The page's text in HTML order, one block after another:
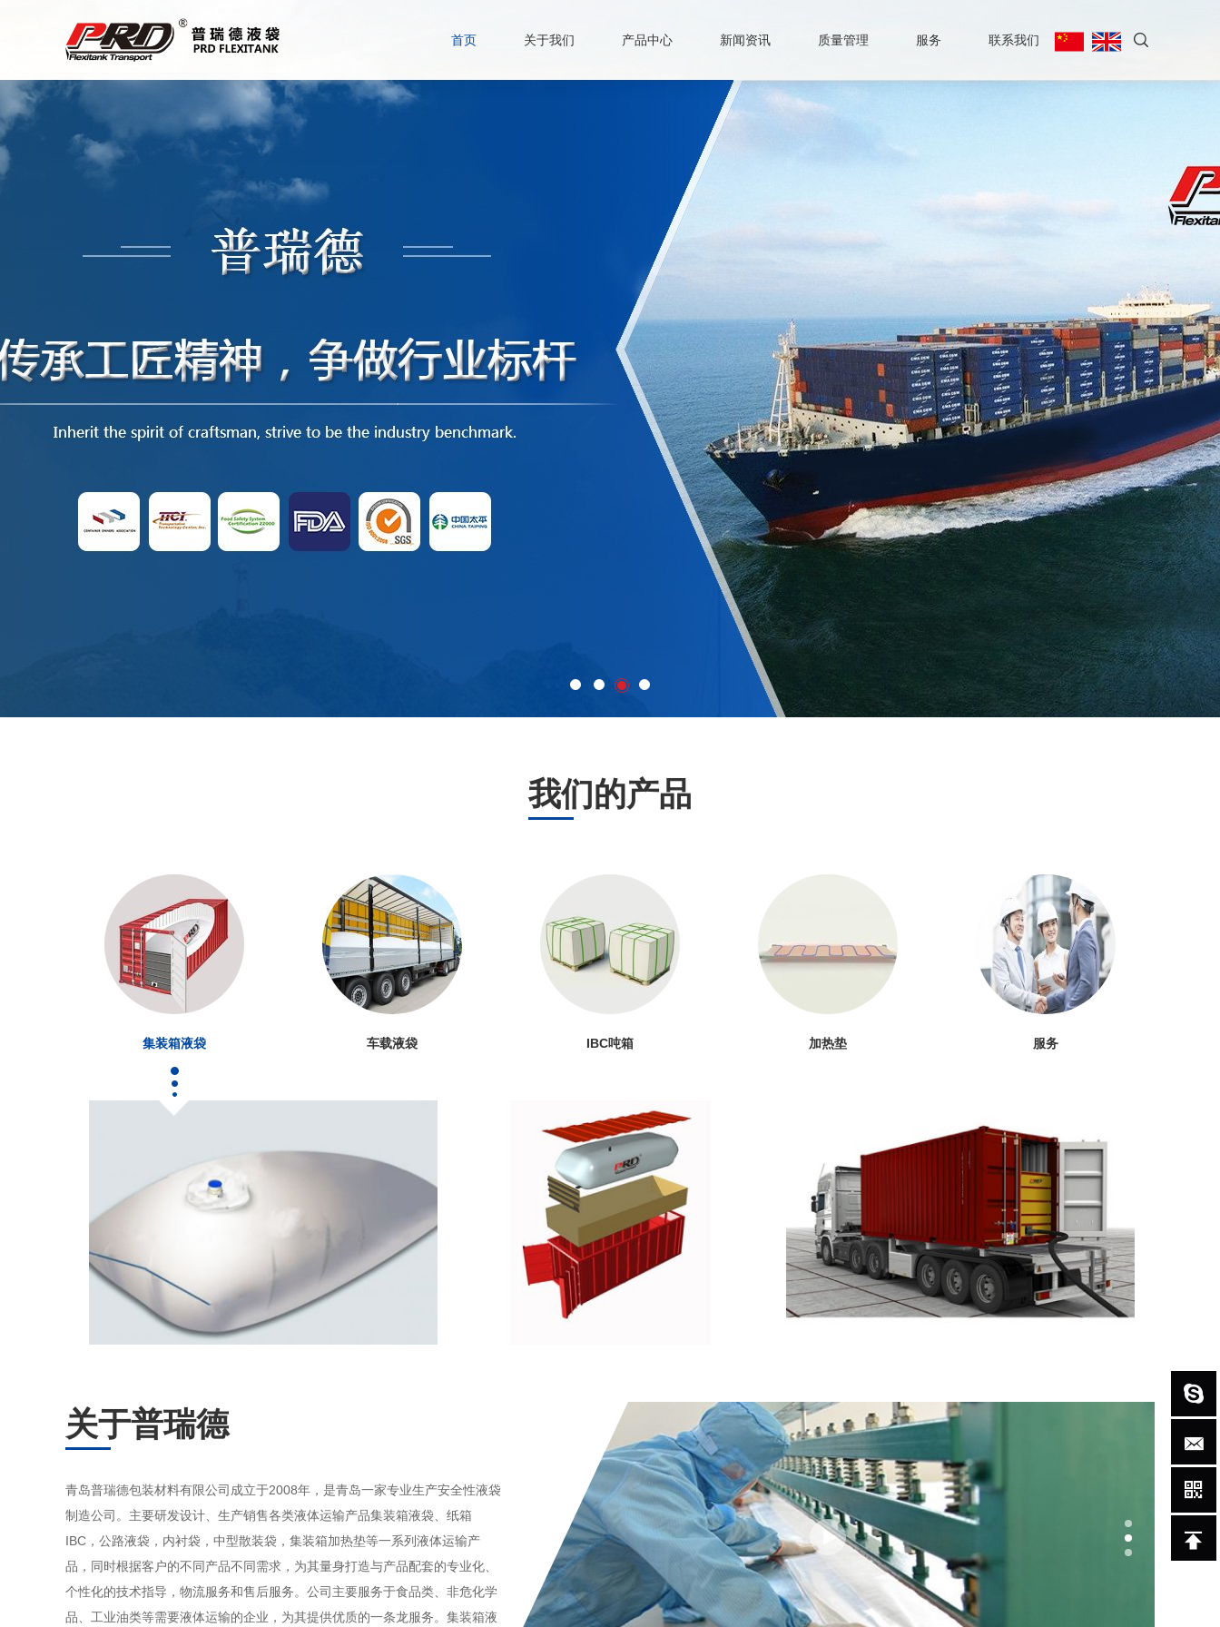
首页 关于我们 产品中心 新闻资讯 质量管理 服务 联系我们
我们的产品
集装箱液袋 车载液袋 IBC吨箱 加热垫 服务
关于普瑞德
青岛普瑞德包装材料有限公司成立于2008年，是青岛一家专业生产安全性液袋
制造公司。主要研发设计、生产销售各类液体运输产品集装箱液袋、纸箱
IBC，公路液袋，内衬袋，中型散装袋，集装箱加热垫等一系列液体运输产
品，同时根据客户的不同产品不同需求，为其量身打造与产品配套的专业化、
个性化的技术指导，物流服务和售后服务。公司主要服务于食品类、非危化学
品、工业油类等需要液体运输的企业，为其提供优质的一条龙服务。集装箱液